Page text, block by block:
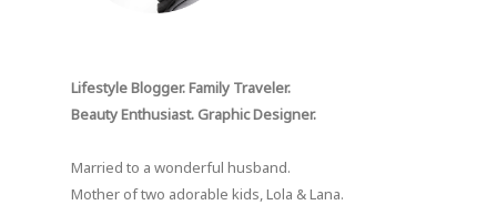
Lifestyle Blogger. Family Traveler.
Beauty Enthusiast. Graphic Designer.
Married to a wonderful husband.
Mother of two adorable kids, Lola & Lana.